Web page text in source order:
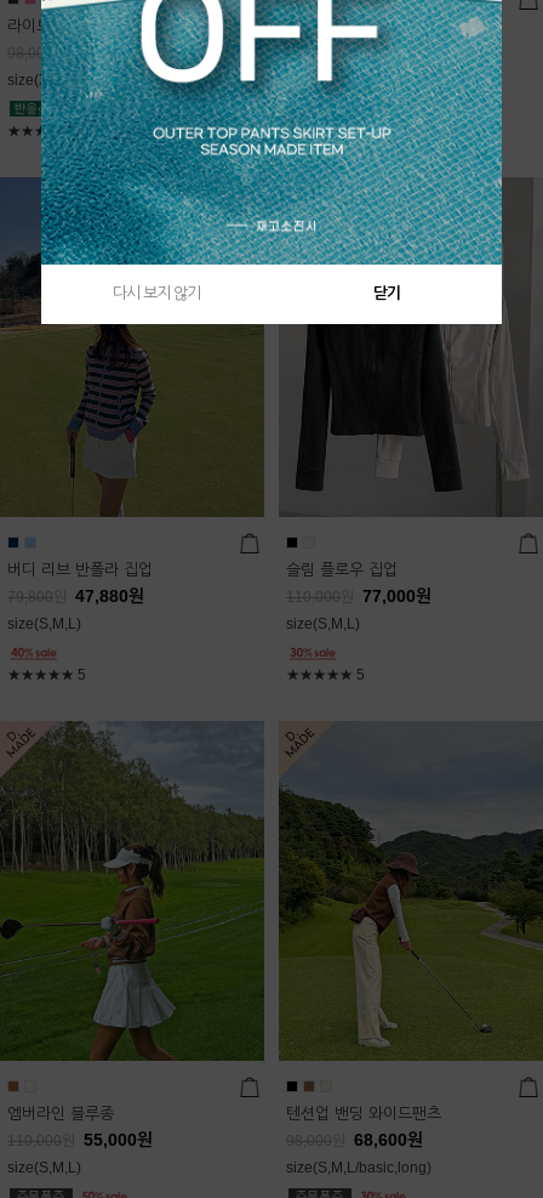
라이트데님 핀턱 스커트
98,000원 68,600원
size(XS,S,M,L)
★★★★★5
블룸 하이넥 니트집업
Sold Out
free(44~66)
★★★★★4.9
버디 리브 반폴라 집업
79,800 47,880원
size(S,M,L)
★★★★★ 5
슬림 플로우 집업
110,000 77,000원
size(S,M,L)
★★★★★ 5
엠버라인 블루종
110,000 55,000원
size(S,M,L)
텐션업 밴딩 와이드팬츠
98,000 68,600원
size(S,M,L/basic,long)
다시 보지 않기 닫기